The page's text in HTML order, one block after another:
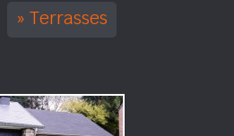
Terrasses